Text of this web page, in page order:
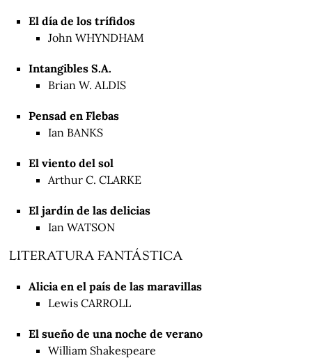
El día de los trífidos
John WHYNDHAM
Intangibles S.A.
Brian W. ALDIS
Pensad en Flebas
Ian BANKS
El viento del sol
Arthur C. CLARKE
El jardín de las delicias
Ian WATSON
LITERATURA FANTÁSTICA
Alicia en el país de las maravillas
Lewis CARROLL
El sueño de una noche de verano
William Shakespeare